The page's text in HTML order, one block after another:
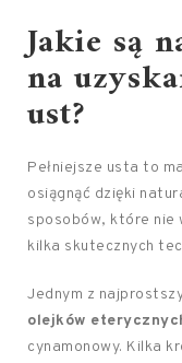
Jakie są
na
ust?
Pełniejsze usta to
osiągnąć dzięki
sposobów, które nie
kilka skutecznych
Jednym z
olejków
cynamonowy. Kilka